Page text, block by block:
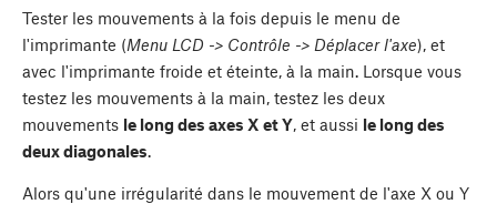
Tester les mouvements à la fois depuis le menu de
l'imprimante (Menu LCD -> Contrôle -> Déplacer l'axe), et
avec l'imprimante froide et éteinte, à la main. Lorsque vous
testez les mouvements à la main, testez les deux
mouvements le long des axes X et Y, et aussi le long des
deux diagonales.
Alors qu'une irrégularité dans le mouvement de l'axe X ou Y